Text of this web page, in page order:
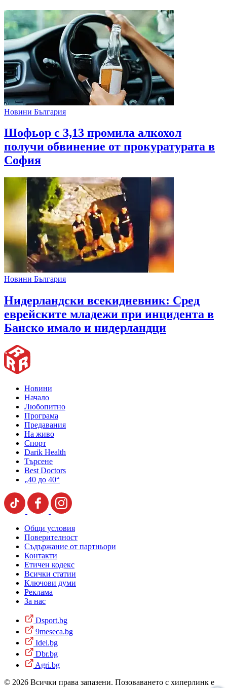
Новини България
Шофьор с 3,13 промила алкохол
получи обвинение от прокуратурата в
София
Новини България
Нидерландски всекидневник: Сред
еврейските младежи при инцидента в
Банско имало и нидерландци
Новини
Начало
Любопитно
Програма
Предавания
На живо
Спорт
Darik Health
Търсене
Best Doctors
„40 до 40“
Общи условия
Поверителност
Съдържание от партньори
Контакти
Етичен кодекс
Всички статии
Ключови думи
Реклама
За нас
Dsport.bg
9meseca.bg
Idei.bg
Dbr.bg
Agri.bg
© 2026 Всички права запазени. Позоваването с хиперлинк е